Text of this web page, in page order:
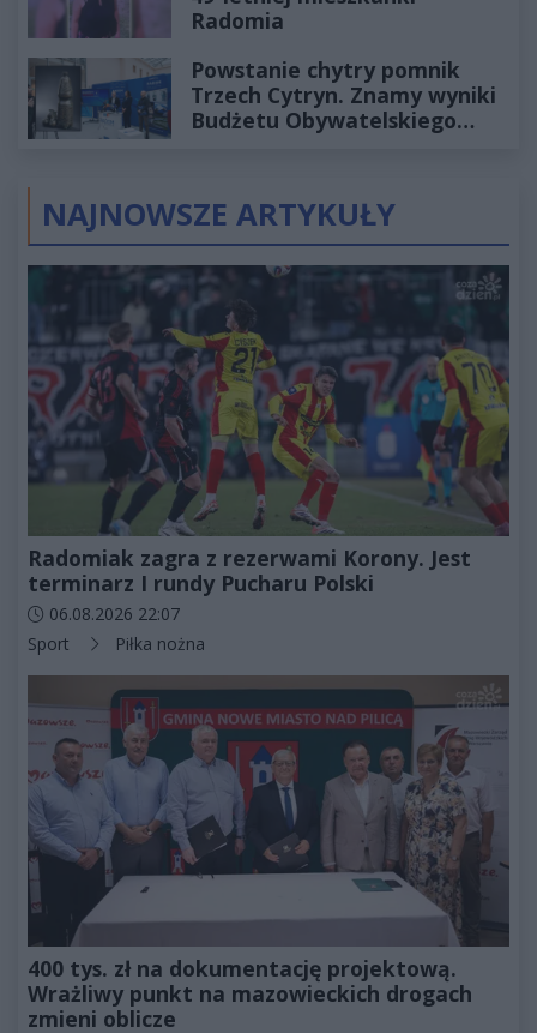
Radomia
Powstanie chytry pomnik
Trzech Cytryn. Znamy wyniki
Budżetu Obywatelskiego
NAJNOWSZE ARTYKUŁY
Radomiak zagra z rezerwami Korony. Jest
terminarz I rundy Pucharu Polski
Data dodania artykułu:
06.08.2026 22:07
Kategorie artykułu:
Sport Piłka nożna
400 tys. zł na dokumentację projektową.
Wrażliwy punkt na mazowieckich drogach
zmieni oblicze